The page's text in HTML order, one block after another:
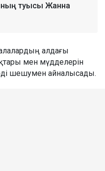
туысы Жанна
алдағы
мен мүдделерін
шешумен айналысады.